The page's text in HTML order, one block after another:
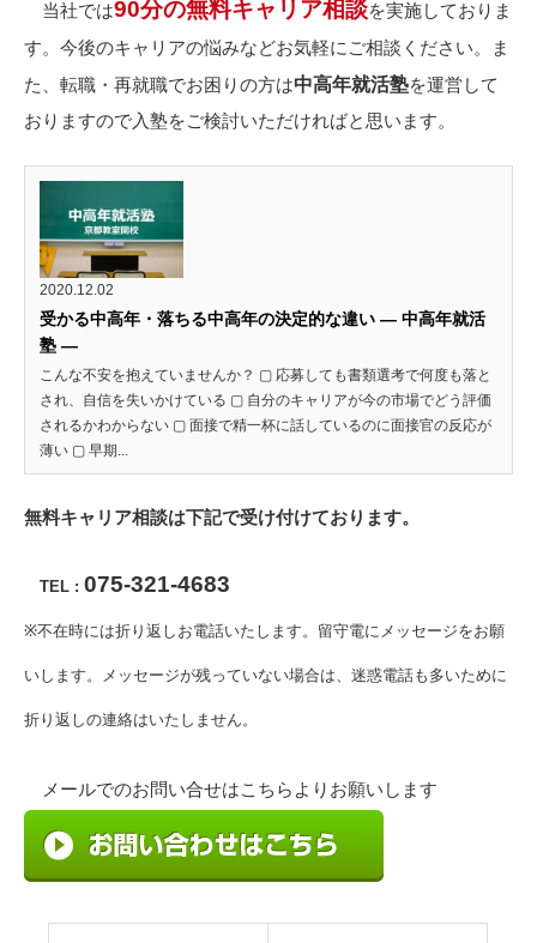
当社では90分の無料キャリア相談を実施しておりま
す。今後のキャリアの悩みなどお気軽にご相談ください。ま
た、転職・再就職でお困りの方は中高年就活塾を運営して
おりますので入塾をご検討いただければと思います。
2020.12.02
受かる中高年・落ちる中高年の決定的な違い ― 中高年就活
塾 ―
こんな不安を抱えていませんか？ ▢ 応募しても書類選考で何度も落と
され、自信を失いかけている ▢ 自分のキャリアが今の市場でどう評価
されるかわからない ▢ 面接で精一杯に話しているのに面接官の反応が
薄い ▢ 早期...
無料キャリア相談は下記で受け付けております。
TEL : 075-321-4683
※不在時には折り返しお電話いたします。留守電にメッセージをお願
いします。メッセージが残っていない場合は、迷惑電話も多いために
折り返しの連絡はいたしません。
メールでのお問い合せはこちらよりお願いします